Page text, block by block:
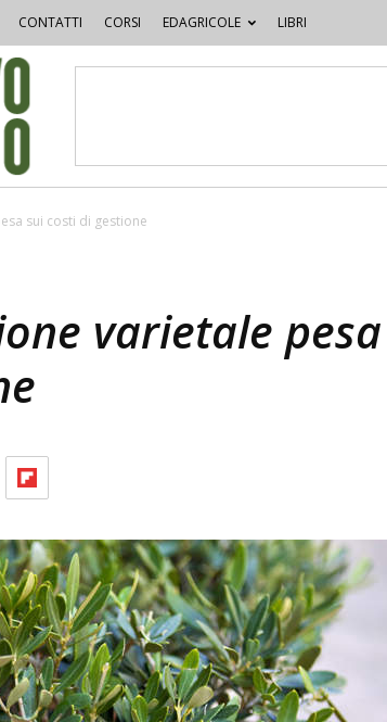
CONTATTI CORSI EDAGRICOLE LIBRI
sui costi di gestione
varietale